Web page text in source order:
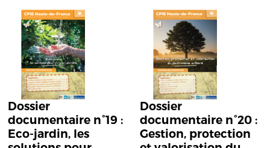
Dossier
documentaire n°19 :
Eco-jardin, les
Dossier
documentaire n°20 :
Gestion, protection